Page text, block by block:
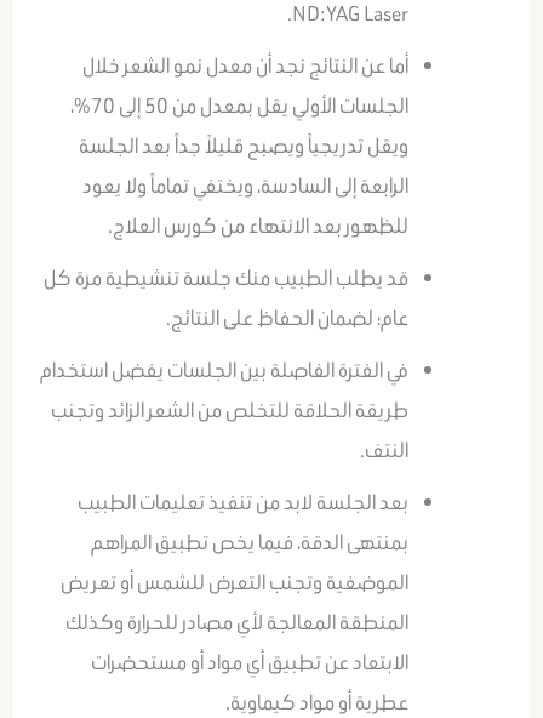
ND:YAG Laser.
أما عن النتائج نجد أن معدل نمو الشعر خلال
الجلسات الأولي يقل بمعدل من 50 إلى 70%،
ويقل تدريجياً ويصبح قليلاً جداً بعد الجلسة
الرابعة إلى السادسة، ويختفي تماماً ولا يعود
للظهور بعد الانتهاء من كورس العلاج.
قد يطلب الطبيب منك جلسة تنشيطية مرة كل
عام؛ لضمان الحفاظ على النتائج.
في الفترة الفاصلة بين الجلسات يفضل استخدام
طريقة الحلاقة للتخلص من الشعر الزائد وتجنب
النتف.
بعد الجلسة لابد من تنفيذ تعليمات الطبيب
بمنتهى الدقة، فيما يخص تطبيق المراهم
الموضغية وتجنب التعرض للشمس أو تعريض
المنطقة المعالجة لأي مصادر للحرارة وكذلك
الابتعاد عن تطبيق أي مواد أو مستحضرات
عطرية أو مواد كيماوية.